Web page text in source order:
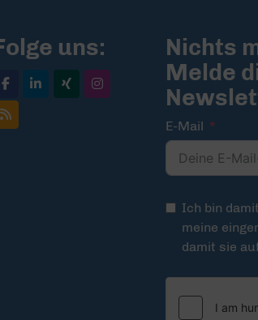
uns:
Nichts
Melde
E-Mail
Ich bin
meine
damit sie